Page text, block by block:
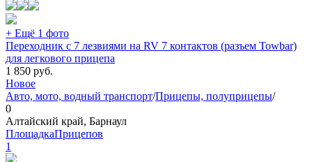
+ Ещё 1 фото
Переходник с 7 лезвиями на RV 7 контактов (разъем Towbar)
для легкового прицепа
1 850 руб.
Новое
Авто, мото, водный транспорт/Прицепы, полуприцепы/
0
Алтайский край, Барнаул
ПлощадкаПрицепов
1